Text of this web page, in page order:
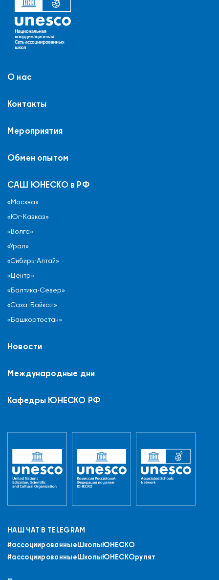
О нас
Контакты
Мероприятия
Обмен опытом
САШ ЮНЕСКО в РФ
«Москва»
«Юг-Кавказ»
«Волга»
«Урал»
«Сибирь-Алтай»
«Центр»
«Балтика-Север»
«Саха-Байкал»
«Башкортостан»
Новости
Международные дни
Кафедры ЮНЕСКО РФ
НАШ ЧАТ В TELEGRAM
#ассоциированныеШколыЮНЕСКO
#ассоциированныеШколыЮНЕСКОрулят